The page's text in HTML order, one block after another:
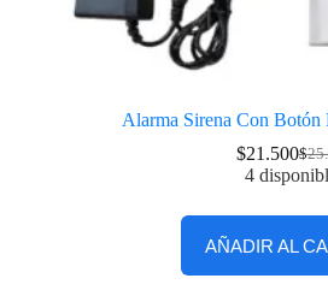
Alarma Sirena Con Botón
$
$21.500
4
AÑADIR AL